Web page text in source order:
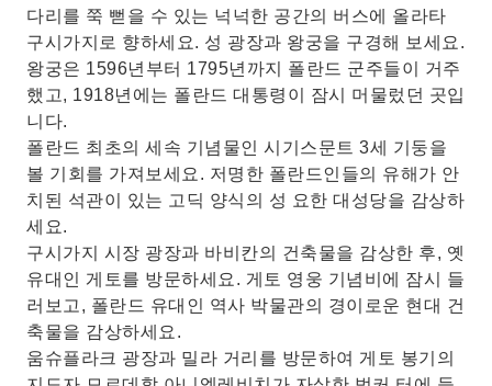
다리를 쭉 뻗을 수 있는 넉넉한 공간의 버스에 올라타
구시가지로 향하세요. 성 광장과 왕궁을 구경해 보세요.
왕궁은 1596년부터 1795년까지 폴란드 군주들이 거주
했고, 1918년에는 폴란드 대통령이 잠시 머물렀던 곳입
니다.
폴란드 최초의 세속 기념물인 시기스문트 3세 기둥을
볼 기회를 가져보세요. 저명한 폴란드인들의 유해가 안
치된 석관이 있는 고딕 양식의 성 요한 대성당을 감상하
세요.
구시가지 시장 광장과 바비칸의 건축물을 감상한 후, 옛
유대인 게토를 방문하세요. 게토 영웅 기념비에 잠시 들
러보고, 폴란드 유대인 역사 박물관의 경이로운 현대 건
축물을 감상하세요.
움슈플라크 광장과 밀라 거리를 방문하여 게토 봉기의